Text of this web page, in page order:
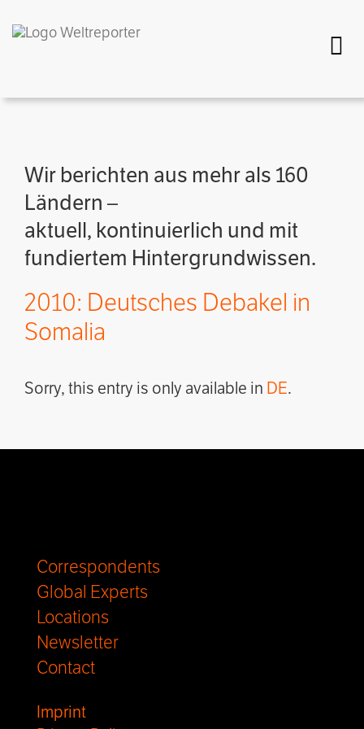
Wir berichten aus mehr als 160
Ländern –
aktuell, kontinuierlich und mit
fundiertem Hintergrundwissen.
2010: Deutsches Debakel in
Somalia
Sorry, this entry is only available in DE.
Correspondents
Global Experts
Locations
Newsletter
Contact
Imprint